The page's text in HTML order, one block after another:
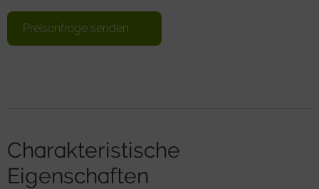
Preisanfrage senden
Charakteristische
Eigenschaften